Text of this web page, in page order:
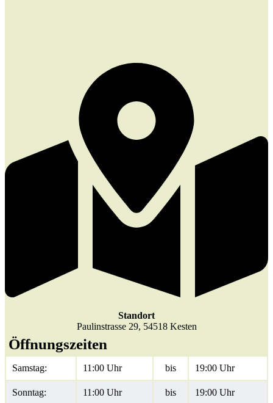
Standort
Paulinstrasse 29, 54518 Kesten
Öffnungszeiten
Samstag: 11:00 Uhr bis 19:00 Uhr
Sonntag: 11:00 Uhr bis 19:00 Uhr